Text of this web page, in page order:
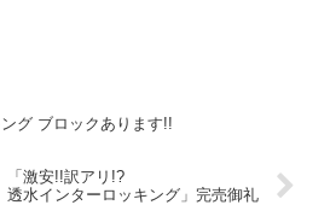
グ ブロックあります!!
「激安!!訳アリ!?
透水インターロッキング」完売御礼